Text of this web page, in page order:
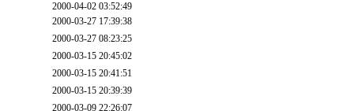
2000-04-02 03:52:49
2000-03-27 17:39:38
2000-03-27 08:23:25
2000-03-15 20:45:02
2000-03-15 20:41:51
2000-03-15 20:39:39
2000-03-09 22:26:07